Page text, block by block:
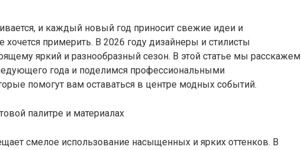
и каждый новый год приносит свежие идеи и
хочется примерить. В 2026 году дизайнеры и стилисты
яркий и разнообразный сезон. В этой статье мы расскажем
года и поделимся профессиональными
помогут вам оставаться в центре модных событий.
палитре и материалах
смелое использование насыщенных и ярких оттенков. В